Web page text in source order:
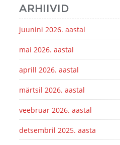
ARHIIVID
juunini 2026. aastal
mai 2026. aastal
aprill 2026. aastal
märtsil 2026. aastal
veebruar 2026. aastal
detsembril 2025. aasta